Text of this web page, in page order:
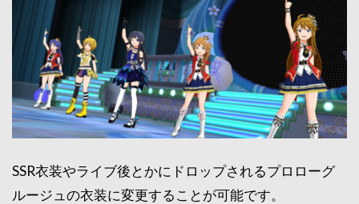
SSR衣装やライブ後とかにドロップされるプロローグ
ルージュの衣装に変更することが可能です。